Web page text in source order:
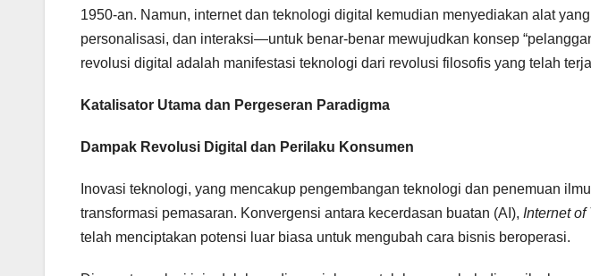
1950-an. Namun, internet dan teknologi digital kemudian menyediakan alat
personalisasi, dan interaksi—untuk benar-benar mewujudkan konsep
revolusi digital adalah manifestasi teknologi dari revolusi filosofis yang telah
Katalisator Utama dan Pergeseran Paradigma
Dampak Revolusi Digital dan Perilaku Konsumen
Inovasi teknologi, yang mencakup pengembangan teknologi dan penemuan
transformasi pemasaran. Konvergensi antara kecerdasan buatan (AI), Internet of
telah menciptakan potensi luar biasa untuk mengubah cara bisnis beroperasi.